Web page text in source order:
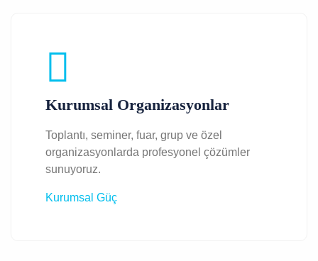
Kurumsal Organizasyonlar
Toplantı, seminer, fuar, grup ve özel
organizasyonlarda profesyonel çözümler
sunuyoruz.
Kurumsal Güç